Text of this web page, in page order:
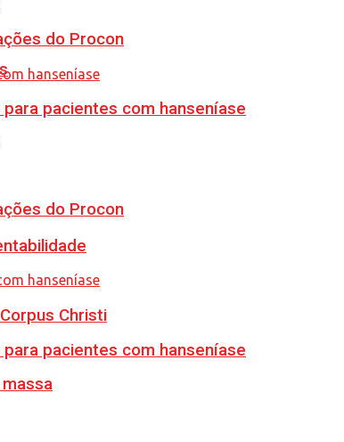
do Procon
pacientes com hanseníase
do Procon
pacientes com hanseníase
Christi